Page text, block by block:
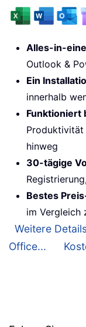
Alles-in-
Outlook &
Ein
innerhalb
Funktioniert
Produktivität
hinweg
30-tägige
Bestes
im Vergleich
Weitere
Office...